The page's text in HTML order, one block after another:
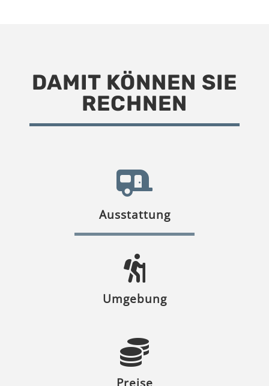
DAMIT KÖNNEN SIE
RECHNEN
Ausstattung
Umgebung